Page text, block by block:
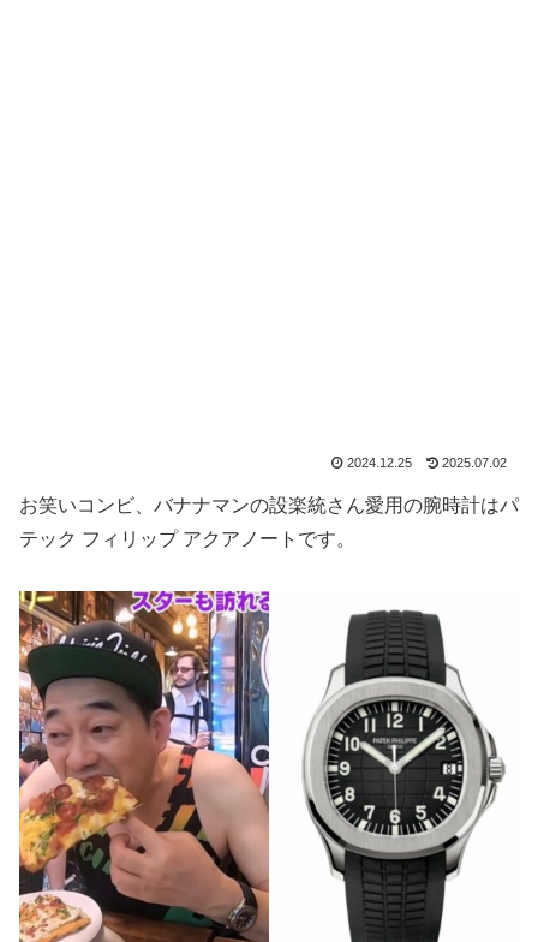
2024.12.25 2025.07.02
お笑いコンビ、バナナマンの設楽統さん愛用の腕時計はパ
テック フィリップ アクアノートです。